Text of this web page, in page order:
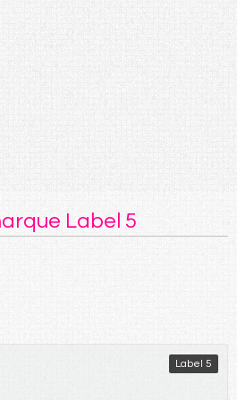
Label 5
Label 5